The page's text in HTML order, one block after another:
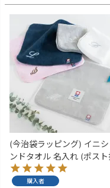
(今治袋ラッピング) イニ
ンドタオル 名入れ (ポス
購入者